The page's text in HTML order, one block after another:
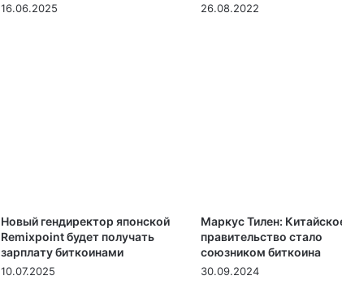
16.06.2025 26.08.2022
Новый гендиректор японской
Remixpoint будет получать
зарплату биткоинами
10.07.2025
Маркус Тилен:
правительство стало
союзником биткоина
30.09.2024